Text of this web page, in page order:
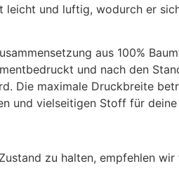
und luftig, wodurch er
aus 100%
und nach den
Die maximale Druckbreite
und vielseitigen Stoff für
zu halten, empfehlen